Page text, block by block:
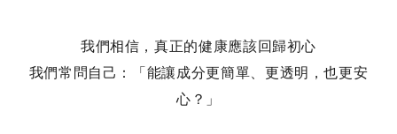
我們相信，真正的健康應該回歸初心
我們常問自己：「能讓成分更簡單、更透明，也更安
心？」